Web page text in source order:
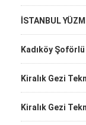
İSTANBUL
Kadıköy
Kiralık Gezi
Kiralık Gezi